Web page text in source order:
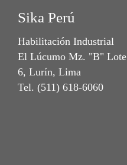
Sika Perú
Habilitación Industrial
El Lúcumo Mz. "B" Lote
6, Lurín, Lima
Tel. (511) 618-6060